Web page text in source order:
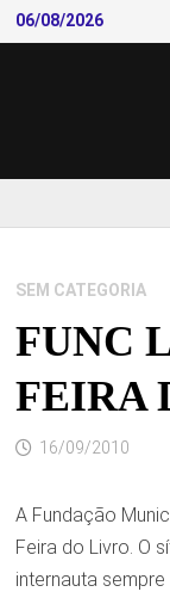
Skip
to
06/08/2026
SEM CATEGORIA
FUNC
FEIRA
16/09/2010
A Fundação
Feira do Livro. O
internauta